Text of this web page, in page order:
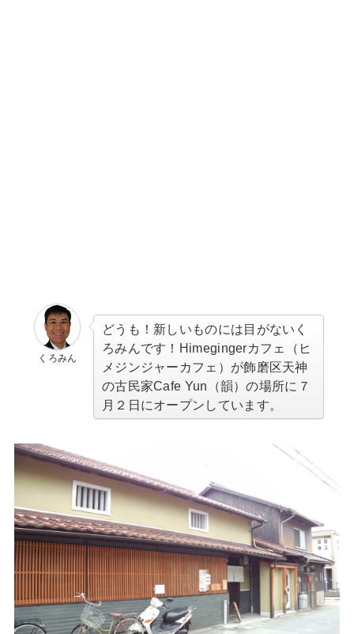
くろみん
どうも！新しいものには目がないく
ろみんです！Himegingerカフェ（ヒ
メジンジャーカフェ）が飾磨区天神
の古民家Cafe Yun（韻）の場所に７
月２日にオープンしています。